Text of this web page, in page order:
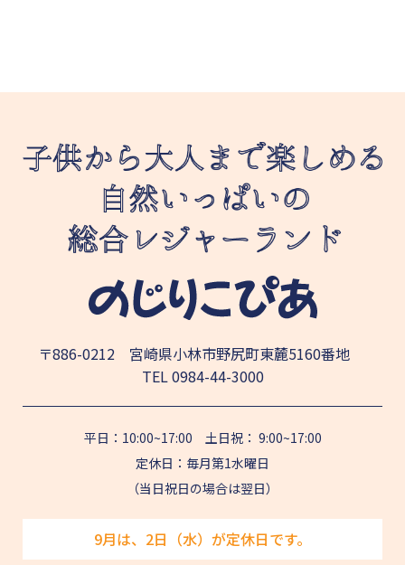
〒886-0212 宮崎県小林市野尻町東麓5160番地
TEL0984-44-3000
平日：10:00~17:00 土日祝： 9:00~17:00
定休日：毎月第1水曜日
（当日祝日の場合は翌日）
9月は、2日（水）が定休日です。